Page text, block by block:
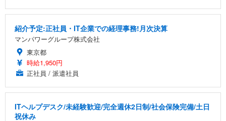
紹介予定:正社員・IT企業での経理事務!月次決算
マンパワーグループ株式会社
東京都
時給1,950円
正社員 / 派遣社員
ITヘルプデスク/未経験歓迎/完全週休2日制/社会保険完備/土日
祝休み